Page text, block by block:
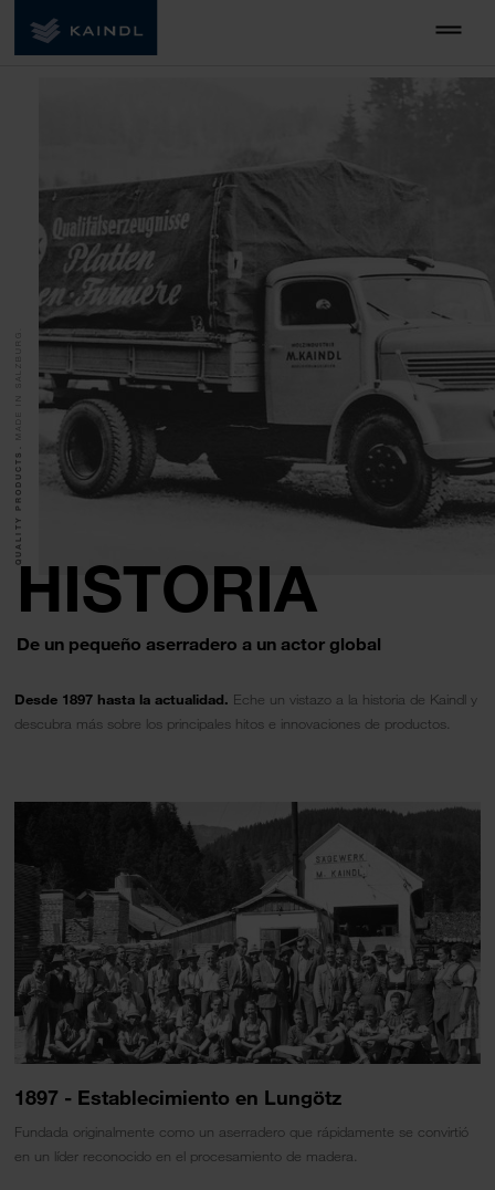
HISTORIA
De un pequeño aserradero a un actor global
QUALITY PRODUCTS.
MADE IN SALZBURG.
Desde 1897 hasta la actualidad. Eche un vistazo a la historia de Kaindl y
descubra más sobre los principales hitos e innovaciones de productos.
1897 - Establecimiento en Lungötz
Fundada originalmente como un aserradero que rápidamente se convirtió
en un líder reconocido en el procesamiento de madera.